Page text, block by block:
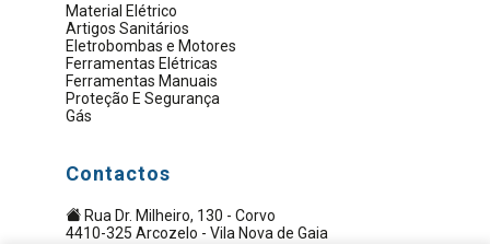
Material Elétrico
Artigos Sanitários
Eletrobombas e Motores
Ferramentas Elétricas
Ferramentas Manuais
Proteção E Segurança
Gás
Contactos
Rua Dr. Milheiro, 130 - Corvo
4410-325 Arcozelo - Vila Nova de Gaia